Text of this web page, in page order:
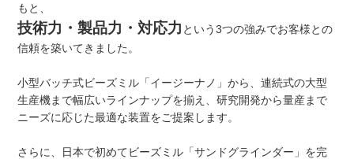
もと、
技術力・製品力・対応力 という3つの強みでお客様との
信頼を築いてきました。
小型バッチ式ビーズミル「イージーナノ」から、連続式の大型
生産機まで幅広いラインナップを揃え、研究開発から量産まで
ニーズに応じた最適な装置をご提案します。
さらに、日本で初めてビーズミル「サンドグラインダー」を完